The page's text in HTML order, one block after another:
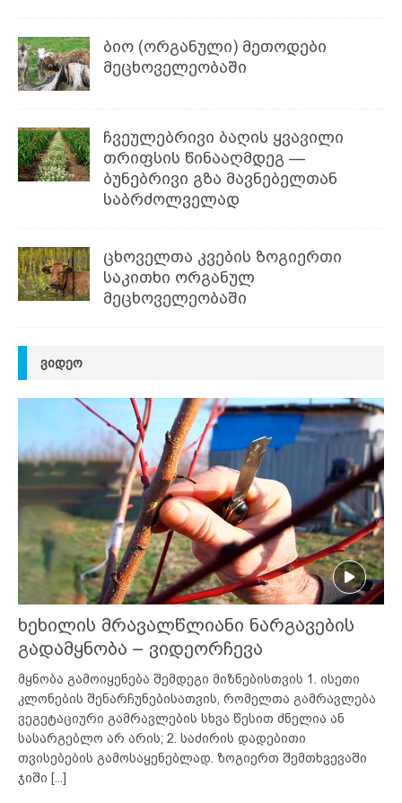
ბიო (ორგანული) მეთოდები
მეცხოველეობაში
ჩვეულებრივი ბაღის ყვავილი
თრიფსის წინააღმდეგ —
ბუნებრივი გზა მავნებელთან
საბრძოლველად
ცხოველთა კვების ზოგიერთი
საკითხი ორგანულ
მეცხოველეობაში
ᲕᲘᲓᲔᲝ
ხეხილის მრავალწლიანი ნარგავების
გადამყნობა – ვიდეორჩევა
მყნობა გამოიყენება შემდეგი მიზნებისთვის 1. ისეთი
კლონების შენარჩუნებისათვის, რომელთა გამრავლება
ვეგეტაციური გამრავლების სხვა წესით ძნელია ან
სასარგებლო არ არის; 2. საძირის დადებითი
თვისებების გამოსაყენებლად. ზოგიერთ შემთხვევაში
ჯიში [...]